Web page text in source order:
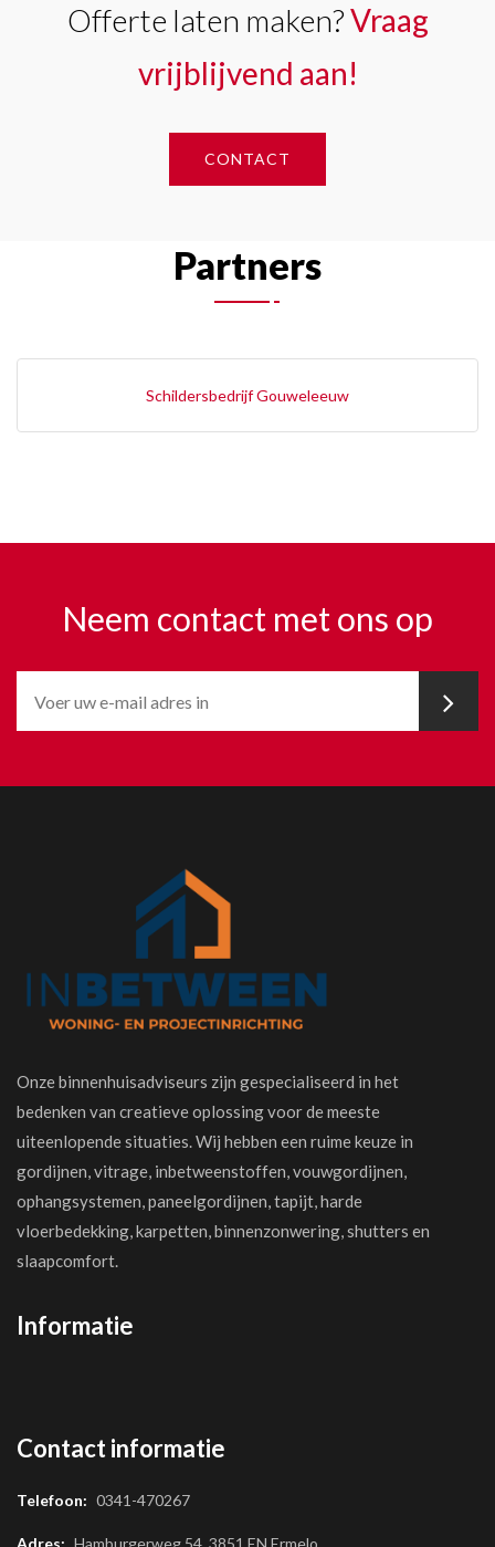
Offerte laten maken?Vraag
vrijblijvend aan!
CONTACT
Partners
Schildersbedrijf Gouweleeuw
Neem contact met ons op
Onze binnenhuisadviseurs zijn gespecialiseerd in het
bedenken van creatieve oplossing voor de meeste
uiteenlopende situaties. Wij hebben een ruime keuze in
gordijnen, vitrage, inbetweenstoffen, vouwgordijnen,
ophangsystemen, paneelgordijnen, tapijt, harde
vloerbedekking, karpetten, binnenzonwering, shutters en
slaapcomfort.
Informatie
Contact informatie
Telefoon: 0341-470267
Adres: Hamburgerweg 54, 3851 EN Ermelo